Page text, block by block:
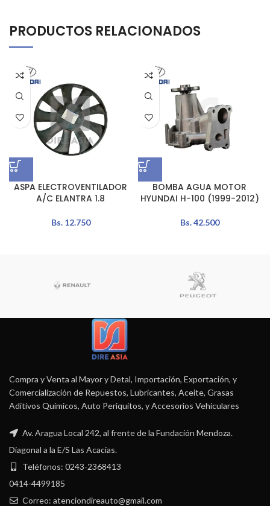
PRODUCTOS RELACIONADOS
ASPA ELECTROVENTILADOR
A/C ELANTRA 1.8
Bs.12.750
BOMBA AGUA MOTOR
HYUNDAI H-100 (1999-2012)
Bs.42.500
Compra y Venta al Mayor y Detal, Importación, Exportación, y
Comercialización de Repuestos, Lubricantes, Aceite, Grasas
Aditivos Químicos, Auto Periquitos, y Accesorios Vehiculares
Av. Aragua Local 242, al frente de la Fundación Mendoza.
Diagonal a la E/S Las Acacias.
Teléfonos: 0243-2368413
0414-4499185
Correo: atenciondireauto@gmail.com